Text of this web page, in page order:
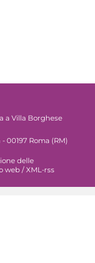
a Villa Borghese
00197 Roma (RM)
delle
web / XML-rss